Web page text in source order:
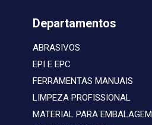
Departamentos
ABRASIVOS
EPI E EPC
FERRAMENTAS MANUAIS
LIMPEZA PROFISSIONAL
MATERIAL PARA EMBALAGEM